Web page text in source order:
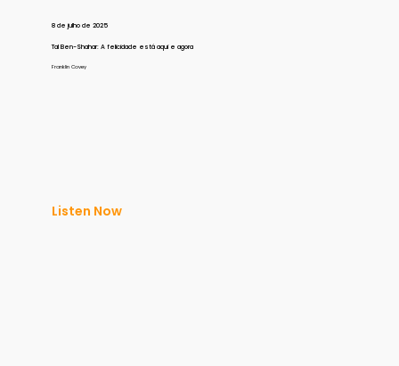
8 de julho de 2025
Tal Ben-Shahar: A felicidade está aqui e agora
Franklin Covey
Listen Now